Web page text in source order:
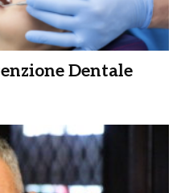
Dentale